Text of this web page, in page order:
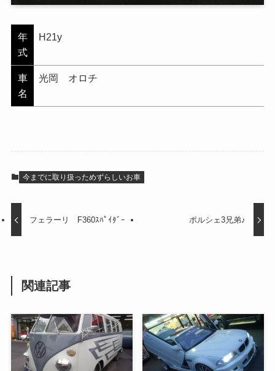
年
式
H21y
車
名
光岡 オロチ
今までに取り扱っためずらしいお車
フェラーリ F360ｽﾊﾟｲﾀﾞｰ ポルシェ3兄弟♪
関連記事